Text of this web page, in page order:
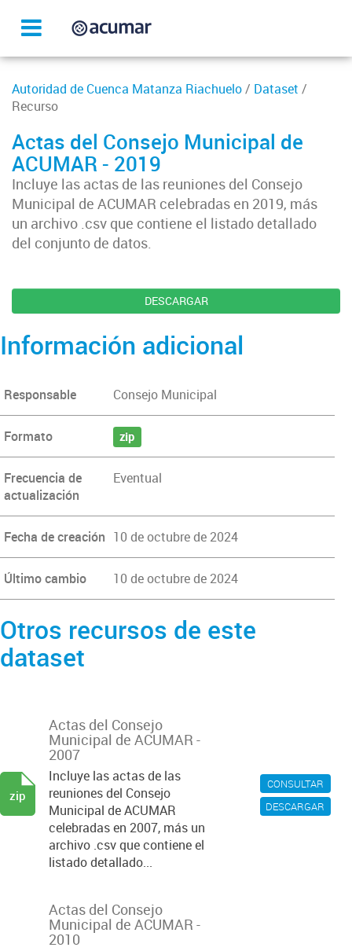
Autoridad de Cuenca Matanza Riachuelo/ Dataset /
Recurso
Actas del Consejo Municipal de
ACUMAR - 2019
Incluye las actas de las reuniones del Consejo
Municipal de ACUMAR celebradas en 2019, más
un archivo .csv que contiene el listado detallado
del conjunto de datos.
DESCARGAR
Información adicional
Responsable Consejo Municipal
Formato zip
Frecuencia de
actualización
Eventual
Fecha de creación 10 de octubre de 2024
Último cambio 10 de octubre de 2024
Otros recursos de este
dataset
CONSULTAR
DESCARGAR
Actas del Consejo
Municipal de ACUMAR -
2007
Incluye las actas de las
reuniones del Consejo
Municipal de ACUMAR
celebradas en 2007, más un
archivo .csv que contiene el
listado detallado...
zip
Actas del Consejo
Municipal de ACUMAR -
2010